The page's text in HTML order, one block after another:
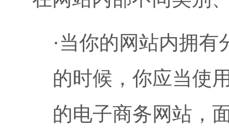
·当你的网站内拥
的时候，你应当使
的电子商务网站，